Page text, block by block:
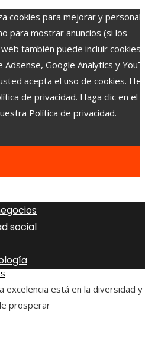
cookies para mejorar y
para mostrar anuncios (si los
también puede incluir cookies
Google Analytics y
acepta el uso de cookies.
de privacidad. Haga clic en el
Política de privacidad.
social
excelencia está en la diversidad y
prosperar